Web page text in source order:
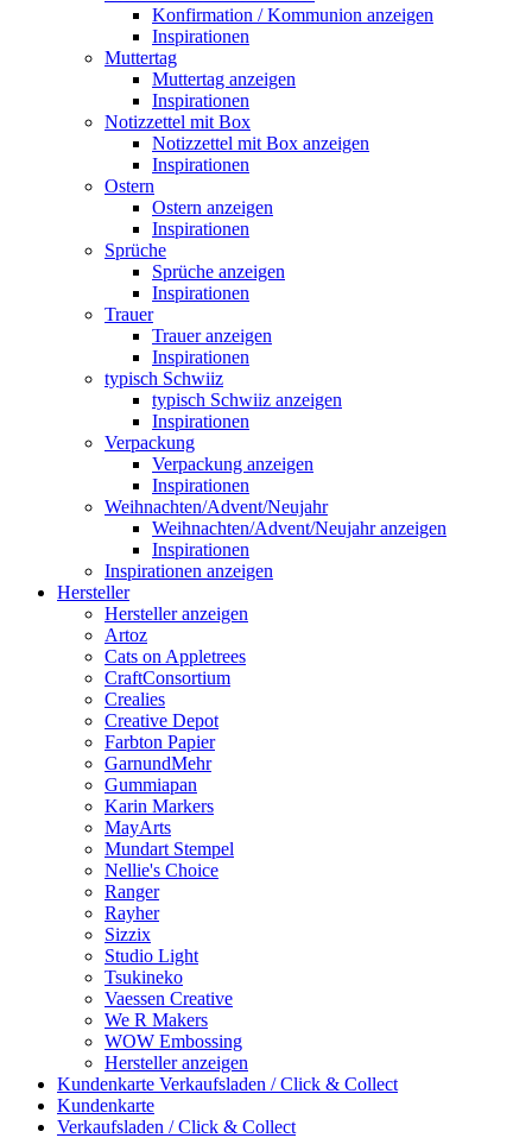
Konfirmation / Kommunion anzeigen
Inspirationen
Muttertag
Muttertag anzeigen
Inspirationen
Notizzettel mit Box
Notizzettel mit Box anzeigen
Inspirationen
Ostern
Ostern anzeigen
Inspirationen
Sprüche
Sprüche anzeigen
Inspirationen
Trauer
Trauer anzeigen
Inspirationen
typisch Schwiiz
typisch Schwiiz anzeigen
Inspirationen
Verpackung
Verpackung anzeigen
Inspirationen
Weihnachten/Advent/Neujahr
Weihnachten/Advent/Neujahr anzeigen
Inspirationen
Inspirationen anzeigen
Hersteller
Hersteller anzeigen
Artoz
Cats on Appletrees
CraftConsortium
Crealies
Creative Depot
Farbton Papier
GarnundMehr
Gummiapan
Karin Markers
MayArts
Mundart Stempel
Nellie's Choice
Ranger
Rayher
Sizzix
Studio Light
Tsukineko
Vaessen Creative
We R Makers
WOW Embossing
Hersteller anzeigen
Kundenkarte Verkaufsladen / Click & Collect
Kundenkarte
Verkaufsladen / Click & Collect